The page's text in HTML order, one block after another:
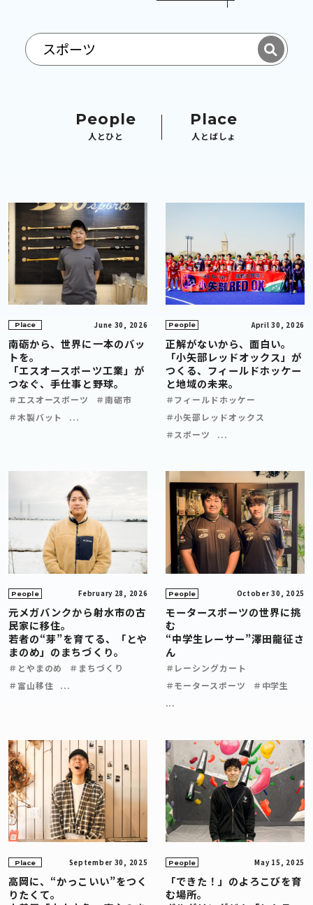
People
人とひと
Place
人とばしょ
Place June 30, 2026
南砺から、世界に一本のバッ
トを。
「エスオースポーツ工業」が
つなぐ、手仕事と野球。
＃エスオースポーツ
＃南砺市
＃木製バット
...
People April 30, 2026
正解がないから、面白い。
「小矢部レッドオックス」が
つくる、フィールドホッケー
と地域の未来。
＃フィールドホッケー
＃小矢部レッドオックス
＃スポーツ
...
People February 28, 2026
元メガバンクから射水市の古
民家に移住。
若者の“芽”を育てる、「とや
まのめ」のまちづくり。
＃とやまのめ
＃まちづくり
＃富山移住
...
People October 30, 2025
モータースポーツの世界に挑
む
“中学生レーサー”澤田龍征さ
ん
＃レーシングカート
＃モータースポーツ
＃中学生
...
Place September 30, 2025
高岡に、“かっこいい”をつく
りたくて。
People May 15, 2025
「できた！」のよろこびを育
む場所。